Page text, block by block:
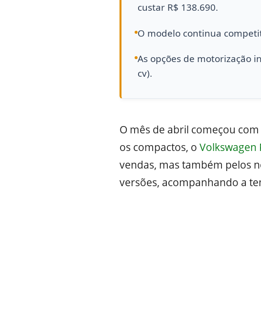
custar R$ 138.690.
O modelo continua
As opções de motorização
cv).
O mês de abril começou
os compactos, o Volkswagen
vendas, mas também pelos
versões, acompanhando a